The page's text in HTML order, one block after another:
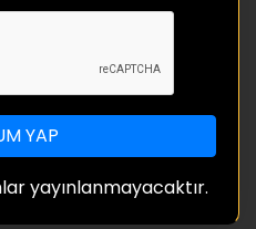
YAP
yayınlanmayacaktır.